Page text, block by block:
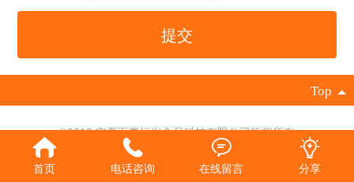
提交
Top
©2019 宁夏百事恒兴食品科技有限公司版权所有
技术支持：
天脉网络科技 |
首页
电话咨询 在线留言 分享